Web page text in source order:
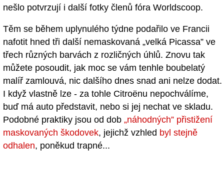
nešlo potvrzují i další fotky členů fóra Worldscoop.
Těm se během uplynulého týdne podařilo ve Francii
nafotit hned tři další nemaskovaná „velká Picassa” ve
třech různých barvách z rozličných úhlů. Znovu tak
můžete posoudit, jak moc se vám tenhle boubelatý
malíř zamlouvá, nic dalšího dnes snad ani nelze dodat.
I když vlastně lze - za tohle Citroënu nepochválíme,
buď má auto představit, nebo si jej nechat ve skladu.
Podobné praktiky jsou od dob „náhodných” přistižení
maskovaných škodovek, jejichž vzhled byl stejně
odhalen, poněkud trapné...